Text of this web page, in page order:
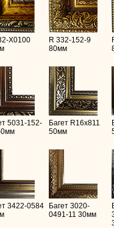
X0100
R 332-152-9
80мм
5031-152-
Багет R16х811
50мм
3422-0584
Багет 3020-
0491-11 30мм